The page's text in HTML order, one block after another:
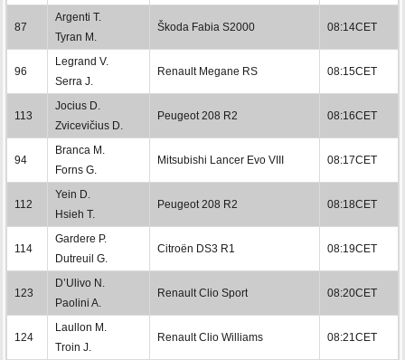
87
Argenti T.
Tyran M.
Škoda Fabia S2000 08:14CET
96
Legrand V.
Serra J.
Renault Megane RS 08:15CET
113
Jocius D.
Zvicevičius D.
Peugeot 208 R2 08:16CET
94
Branca M.
Forns G.
Mitsubishi Lancer Evo VIII 08:17CET
112
Yein D.
Hsieh T.
Peugeot 208 R2 08:18CET
114
Gardere P.
Dutreuil G.
Citroën DS3 R1 08:19CET
123
D’Ulivo N.
Paolini A.
Renault Clio Sport 08:20CET
124
Laullon M.
Troin J.
Renault Clio Williams 08:21CET